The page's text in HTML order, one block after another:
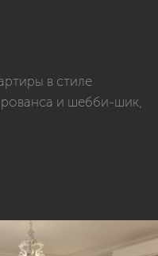
в стиле
и шебби-шик,